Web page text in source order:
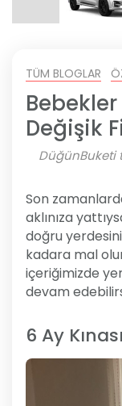
TÜM BLOGLAR
Bebekler
Değişik
DüğünBuketi
Son
aklınıza
doğru
kadara mal
içeriğimizde
devam
6 Ay